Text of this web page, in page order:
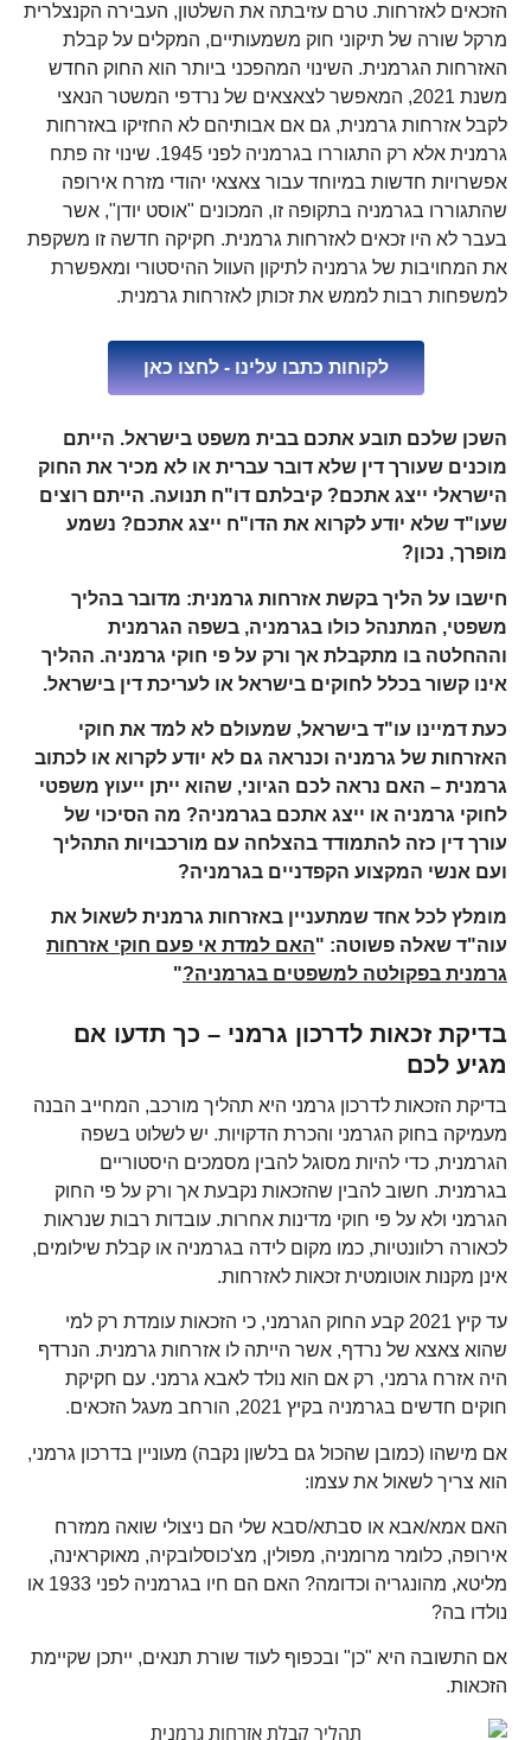
הזכאים לאזרחות. טרם עזיבתה את השלטון, העבירה הקנצלרית
מרקל שורה של תיקוני חוק משמעותיים, המקלים על קבלת
האזרחות הגרמנית. השינוי המהפכני ביותר הוא החוק החדש
משנת 2021, המאפשר לצאצאים של נרדפי המשטר הנאצי
לקבל אזרחות גרמנית, גם אם אבותיהם לא החזיקו באזרחות
גרמנית אלא רק התגוררו בגרמניה לפני 1945. שינוי זה פתח
אפשרויות חדשות במיוחד עבור צאצאי יהודי מזרח אירופה
שהתגוררו בגרמניה בתקופה זו, המכונים "אוסט יודן", אשר
בעבר לא היו זכאים לאזרחות גרמנית. חקיקה חדשה זו משקפת
את המחויבות של גרמניה לתיקון העוול ההיסטורי ומאפשרת
למשפחות רבות לממש את זכותן לאזרחות גרמנית.
לקוחות כתבו עלינו - לחצו כאן
השכן שלכם תובע אתכם בבית משפט בישראל. הייתם
מוכנים שעורך דין שלא דובר עברית או לא מכיר את החוק
הישראלי ייצג אתכם? קיבלתם דו"ח תנועה. הייתם רוצים
שעו"ד שלא יודע לקרוא את הדו"ח ייצג אתכם? נשמע
מופרך, נכון?
חישבו על הליך בקשת אזרחות גרמנית: מדובר בהליך
משפטי, המתנהל כולו בגרמניה, בשפה הגרמנית
וההחלטה בו מתקבלת אך ורק על פי חוקי גרמניה. ההליך
אינו קשור בכלל לחוקים בישראל או לעריכת דין בישראל.
כעת דמיינו עו"ד בישראל, שמעולם לא למד את חוקי
האזרחות של גרמניה וכנראה גם לא יודע לקרוא או לכתוב
גרמנית – האם נראה לכם הגיוני, שהוא ייתן ייעוץ משפטי
לחוקי גרמניה או ייצג אתכם בגרמניה? מה הסיכוי של
עורך דין כזה להתמודד בהצלחה עם מורכבויות התהליך
ועם אנשי המקצוע הקפדניים בגרמניה?
מומלץ לכל אחד שמתעניין באזרחות גרמנית לשאול את
עוה"ד שאלה פשוטה: "האם למדת אי פעם חוקי אזרחות
גרמנית בפקולטה למשפטים בגרמניה?"
בדיקת זכאות לדרכון גרמני – כך תדעו אם
מגיע לכם
בדיקת הזכאות לדרכון גרמני היא תהליך מורכב, המחייב הבנה
מעמיקה בחוק הגרמני והכרת הדקויות. יש לשלוט בשפה
הגרמנית, כדי להיות מסוגל להבין מסמכים היסטוריים
בגרמנית. חשוב להבין שהזכאות נקבעת אך ורק על פי החוק
הגרמני ולא על פי חוקי מדינות אחרות. עובדות רבות שנראות
לכאורה רלוונטיות, כמו מקום לידה בגרמניה או קבלת שילומים,
אינן מקנות אוטומטית זכאות לאזרחות.
עד קיץ 2021 קבע החוק הגרמני, כי הזכאות עומדת רק למי
שהוא צאצא של נרדף, אשר הייתה לו אזרחות גרמנית. הנרדף
היה אזרח גרמני, רק אם הוא נולד לאבא גרמני. עם חקיקת
חוקים חדשים בגרמניה בקיץ 2021, הורחב מעגל הזכאים.
אם מישהו (כמובן שהכול גם בלשון נקבה) מעוניין בדרכון גרמני,
הוא צריך לשאול את עצמו:
האם אמא/אבא או סבתא/סבא שלי הם ניצולי שואה ממזרח
אירופה, כלומר מרומניה, מפולין, מצ'כוסלובקיה, מאוקראינה,
מליטא, מהונגריה וכדומה? האם הם חיו בגרמניה לפני 1933 או
נולדו בה?
אם התשובה היא "כן" ובכפוף לעוד שורת תנאים, ייתכן שקיימת
הזכאות.